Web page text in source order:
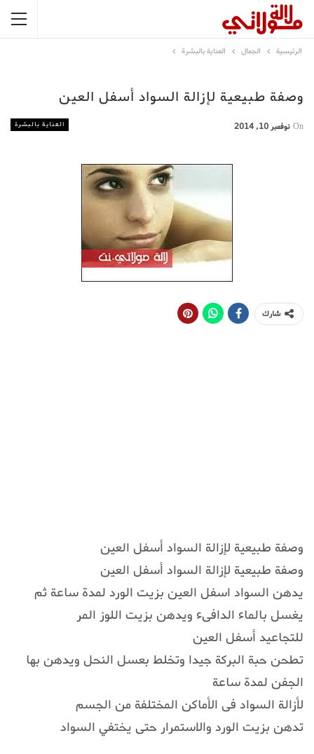
الرئيسية الجمال العناية بالبشرة
وصفة طبيعية لإزالة السواد أسفل العين
العناية بالبشرة On نوفمبر 10, 2014
شارك
وصفة طبيعية لإزالة السواد أسفل العين
وصفة طبيعية لإزالة السواد أسفل العين
يدهن السواد اسفل العين بزيت الورد لمدة ساعة ثم
يغسل بالماء الدافىء ويدهن بزيت اللوز المر
للتجاعيد أسفل العين
تطحن حبة البركة جيدا وتخلط بعسل النحل ويدهن بها
الجفن لمدة ساعة
لأزالة السواد فى الأماكن المختلفة من الجسم
تدهن بزيت الورد والاستمرار حتى يختفي السواد